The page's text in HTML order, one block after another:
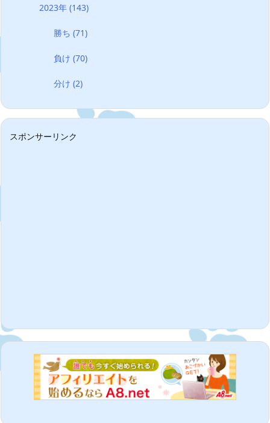
2023年 (143)
勝ち(71)
負け(70)
分け(2)
スポンサーリンク